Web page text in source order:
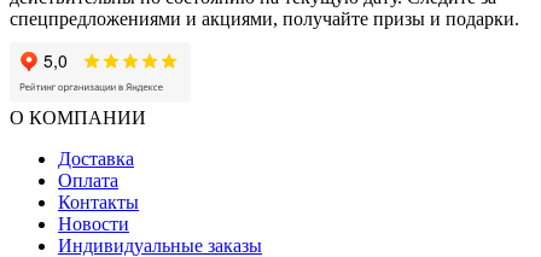
спецпредложениями и акциями, получайте призы и подарки.
О КОМПАНИИ
Доставка
Оплата
Контакты
Новости
Индивидуальные заказы